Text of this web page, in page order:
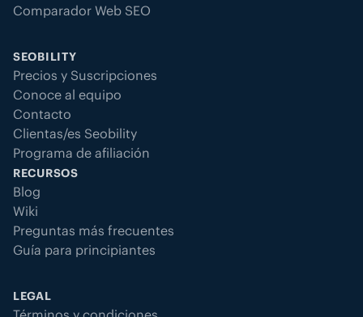
Comparador Web SEO
SEOBILITY
Precios y Suscripciones
Conoce al equipo
Contacto
Clientas/es Seobility
Programa de afiliación
RECURSOS
Blog
Wiki
Preguntas más frecuentes
Guía para principiantes
LEGAL